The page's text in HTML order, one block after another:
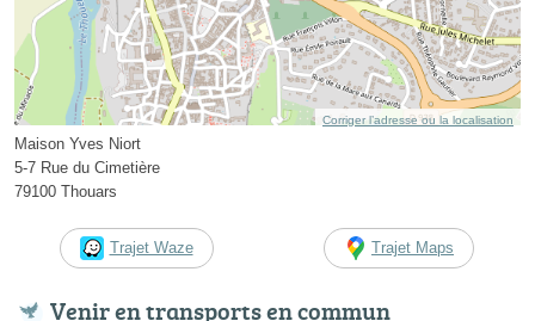
Corriger l’adresse ou la localisation
Maison Yves Niort
5-7 Rue du Cimetière
79100 Thouars
Trajet Waze Trajet Maps
Venir en transports en commun